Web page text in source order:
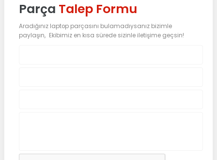
Parça Talep Formu
Aradığınız laptop parçasını bulamadıysanız bizimle
paylaşın, Ekibimiz en kısa sürede sizinle iletişime geçsin!